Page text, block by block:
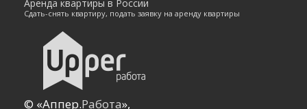
Аренда квартиры в России
Сдать-снять квартиру, подать заявку на аренду квартиры
© «Аппер.Работа»,